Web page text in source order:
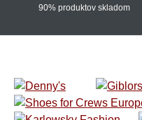
90% produktov skladom